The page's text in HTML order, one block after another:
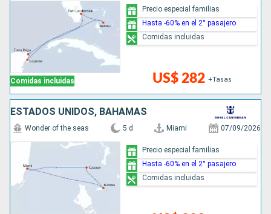
Comidas incluidas US$ 282 +Tasas
Precio especial familias
Hasta -60% en el 2° pasajero
Comidas incluidas
ESTADOS UNIDOS, BAHAMAS
Wonder of the seas 5 d Miami 07/09/2026
Precio especial familias
Hasta -60% en el 2° pasajero
Comidas incluidas